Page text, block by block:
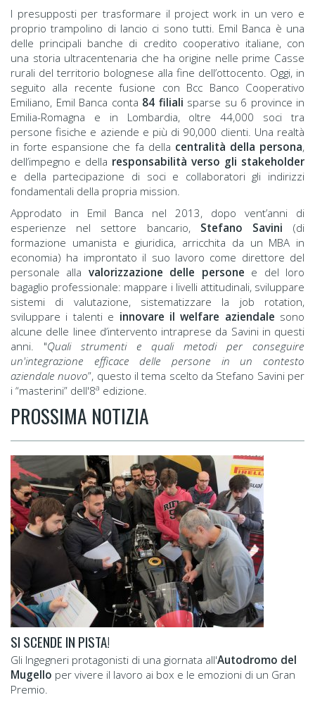
I presupposti per trasformare il project work in un vero e
proprio trampolino di lancio ci sono tutti. Emil Banca è una
delle principali banche di credito cooperativo italiane, con
una storia ultracentenaria che ha origine nelle prime Casse
rurali del territorio bolognese alla fine dell’ottocento. Oggi, in
seguito alla recente fusione con Bcc Banco Cooperativo
Emiliano, Emil Banca conta 84 filiali sparse su 6 province in
Emilia-Romagna e in Lombardia, oltre 44,000 soci tra
persone fisiche e aziende e più di 90,000 clienti. Una realtà
in forte espansione che fa della centralità della persona,
dell’impegno e della responsabilità verso gli stakeholder
e della partecipazione di soci e collaboratori gli indirizzi
fondamentali della propria mission.
Approdato in Emil Banca nel 2013, dopo vent’anni di
esperienze nel settore bancario, Stefano Savini (di
formazione umanista e giuridica, arricchita da un MBA in
economia) ha improntato il suo lavoro come direttore del
personale alla valorizzazione delle persone e del loro
bagaglio professionale: mappare i livelli attitudinali, sviluppare
sistemi di valutazione, sistematizzare la job rotation,
sviluppare i talenti e innovare il welfare aziendale sono
alcune delle linee d’intervento intraprese da Savini in questi
anni. "Quali strumenti e quali metodi per conseguire
un'integrazione efficace delle persone in un contesto
aziendale nuovo”, questo il tema scelto da Stefano Savini per
i “masterini” dell'8a edizione.
PROSSIMA NOTIZIA
SI SCENDE IN PISTA!
Gli Ingegneri protagonisti di una giornata all'Autodromo del
Mugello per vivere il lavoro ai box e le emozioni di un Gran
Premio.